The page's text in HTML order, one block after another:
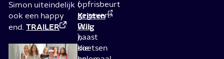
Simon uiteindelijk
ook een happy
end.TRAILER
(
Kristen
Wiig
),
die
opfrisbeurt
gegeven.
Dus
naast
koetsen